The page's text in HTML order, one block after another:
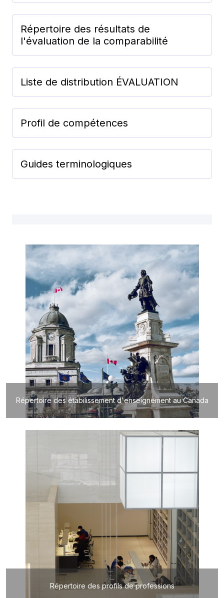
Répertoire des résultats de
l'évaluation de la comparabilité
Liste de distribution ÉVALUATION
Profil de compétences
Guides terminologiques
Répertoire des étabilissement d'enseignement au Canada
Répertoire des profils de professions